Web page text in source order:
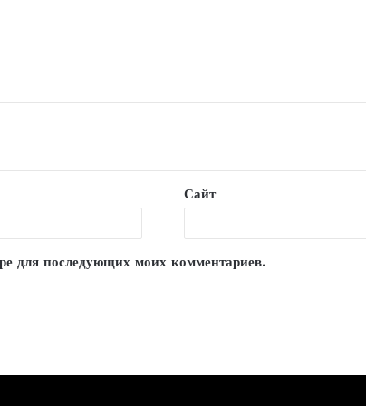
Сайт
для последующих моих комментариев.